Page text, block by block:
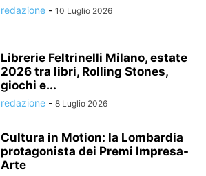
redazione - 10 Luglio 2026
Librerie Feltrinelli Milano, estate
2026 tra libri, Rolling Stones,
giochi e...
redazione - 8 Luglio 2026
Cultura in Motion: la Lombardia
protagonista dei Premi Impresa-
Arte